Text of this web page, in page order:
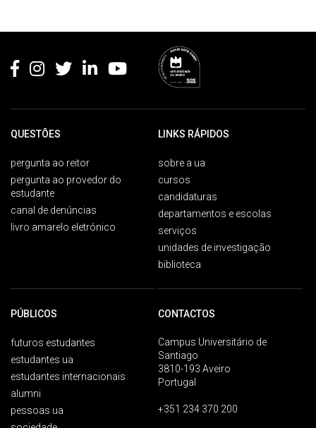
QUESTÕES
pergunta ao reitor
pergunta ao provedor do
estudante
canal de denúncias
livro amarelo eletrónico
LINKS RÁPIDOS
sobre a ua
cursos
candidaturas
departamentos e escolas
serviços
unidades de investigação
biblioteca
PÚBLICOS
futuros estudantes
estudantes ua
estudantes internacionais
alumni
pessoas ua
CONTACTOS
Campus Universitário de
Santiago
3810-193 Aveiro
Portugal
+351 234 370 200